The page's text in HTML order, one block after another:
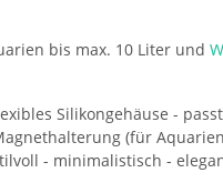
bis max. 10 Liter und
Silikongehäuse -
(für
- minimalistisch -